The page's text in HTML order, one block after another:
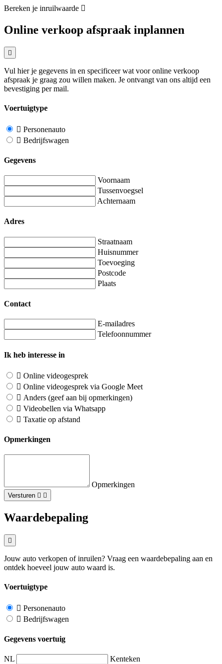
Bereken je inruilwaarde
Online verkoop afspraak inplannen
Vul hier je gegevens in en specificeer wat voor online verkoop
afspraak je graag zou willen maken. Je ontvangt van ons altijd een
bevestiging per mail.
Voertuigtype
Personenauto
Bedrijfswagen
Gegevens
Voornaam
Tussenvoegsel
Achternaam
Adres
Straatnaam
Huisnummer
Toevoeging
Postcode
Plaats
Contact
E-mailadres
Telefoonnummer
Ik heb interesse in
Online videogesprek
Online videogesprek via Google Meet
Anders (geef aan bij opmerkingen)
Videobellen via Whatsapp
Taxatie op afstand
Opmerkingen
Opmerkingen
Versturen
Waardebepaling
Jouw auto verkopen of inruilen? Vraag een waardebepaling aan en
ontdek hoeveel jouw auto waard is.
Voertuigtype
Personenauto
Bedrijfswagen
Gegevens voertuig
NL
Kenteken